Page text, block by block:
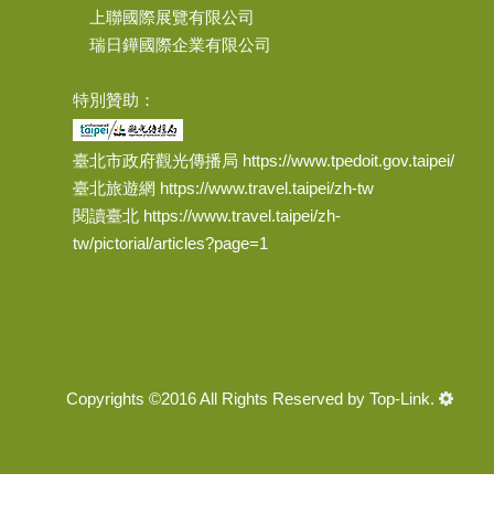
上聯國際展覽有限公司
瑞日鏵國際企業有限公司
特別贊助：
臺北市政府觀光傳播局 https://www.tpedoit.gov.taipei/
臺北旅遊網 https://www.travel.taipei/zh-tw
閱讀臺北 https://www.travel.taipei/zh-
tw/pictorial/articles?page=1
Copyrights ©2016 All Rights Reserved by Top-Link.